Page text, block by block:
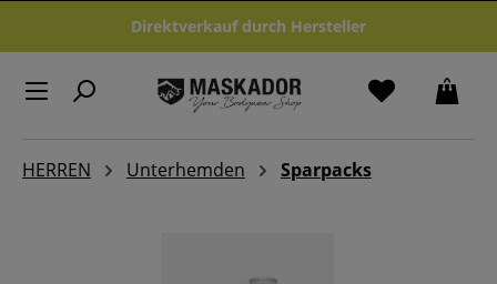
Zum Hauptinhalt springenDirektverkauf durch Hersteller
HERREN Unterhemden Sparpacks